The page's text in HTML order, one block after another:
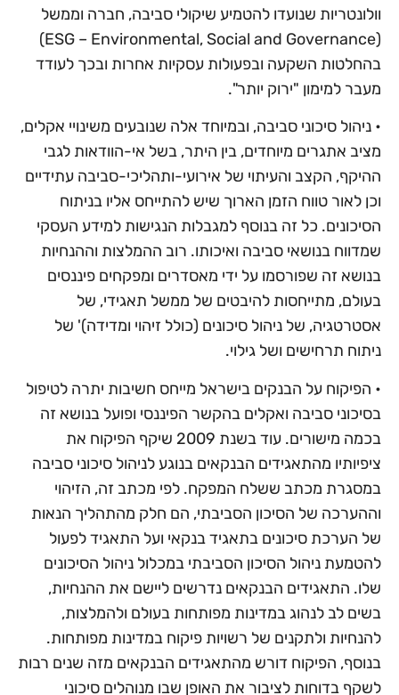
וולונטריות שנועדו להטמיע שיקולי סביבה, חברה וממשל
(ESG – Environmental, Social and Governance)
בהחלטות השקעה ובפעולות עסקיות אחרות ובכך לעודד
מעבר למימון "ירוק יותר".
• ניהול סיכוני סביבה, ובמיוחד אלה שנובעים משינויי אקלים,
מציב אתגרים מיוחדים, בין היתר, בשל אי-הוודאות לגבי
ההיקף, הקצב והעיתוי של אירועי-ותהליכי-סביבה עתידיים
וכן לאור טווח הזמן הארוך שיש להתייחס אליו בניתוח
הסיכונים. כל זה בנוסף למגבלות הנגישות למידע העסקי
שמדווח בנושאי סביבה ואיכותו. רוב ההמלצות וההנחיות
בנושא זה שפורסמו על ידי מאסדרים ומפקחים פיננסים
בעולם, מתייחסות להיבטים של ממשל תאגידי, של
אסטרטגיה, של ניהול סיכונים (כולל זיהוי ומדידה)' של
ניתוח תרחישים ושל גילוי.
• הפיקוח על הבנקים בישראל מייחס חשיבות יתרה לטיפול
בסיכוני סביבה ואקלים בהקשר הפיננסי ופועל בנושא זה
בכמה מישורים. עוד בשנת 2009 שיקף הפיקוח את
ציפיותיו מהתאגידים הבנקאים בנוגע לניהול סיכוני סביבה
במסגרת מכתב ששלח המפקח. לפי מכתב זה, הזיהוי
וההערכה של הסיכון הסביבתי, הם חלק מהתהליך הנאות
של הערכת סיכונים בתאגיד בנקאי ועל התאגיד לפעול
להטמעת ניהול הסיכון הסביבתי במכלול ניהול הסיכונים
שלו. התאגידים הבנקאים נדרשים ליישם את ההנחיות,
בשים לב לנהוג במדינות מפותחות בעולם ולהמלצות,
להנחיות ולתקנים של רשויות פיקוח במדינות מפותחות.
בנוסף, הפיקוח דורש מהתאגידים הבנקאים מזה שנים רבות
לשקף בדוחות לציבור את האופן שבו מנוהלים סיכוני